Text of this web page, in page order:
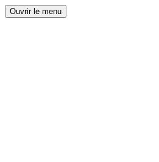
Ouvrir le menu